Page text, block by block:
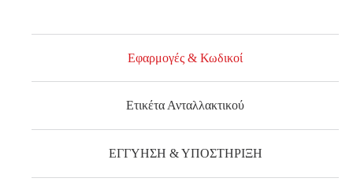
Εφαρμογές & Κωδικοί
Ετικέτα Ανταλλακτικού
ΕΓΓΥΗΣΗ & ΥΠΟΣΤΗΡΙΞΗ